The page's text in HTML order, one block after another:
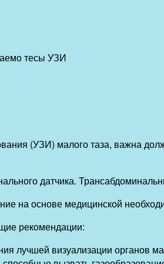
тесы УЗИ
(УЗИ) малого таза, важна
датчика.
на основе медицинской
рекомендации:
лучшей визуализации органов